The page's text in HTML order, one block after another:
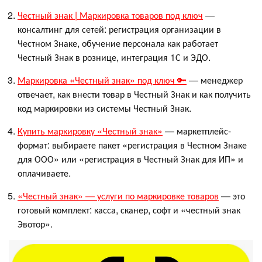
Честный знак | Маркировка товаров под ключ —
консалтинг для сетей: регистрация организации в
Честном Знаке, обучение персонала как работает
Честный Знак в рознице, интеграция 1С и ЭДО.
Маркировка «Честный знак» под ключ 🔑 — менеджер
отвечает, как внести товар в Честный Знак и как получить
код маркировки из системы Честный Знак.
Купить маркировку «Честный знак» — маркетплейс-
формат: выбираете пакет «регистрация в Честном Знаке
для ООО» или «регистрация в Честный Знак для ИП» и
оплачиваете.
«Честный знак» — услуги по маркировке товаров — это
готовый комплект: касса, сканер, софт и «честный знак
Эвотор».